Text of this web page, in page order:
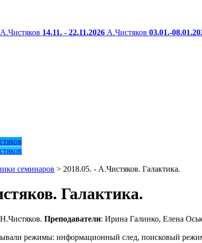
А.Чистяков 14.11. - 22.11.2026 А.Чистяков 03.01.-
семинаров > 2018.05. - А.Чистяков. Галактика.
Галактика.
Преподаватели: Ирина Галинко, Елена
режимы: информационный след, поисковый